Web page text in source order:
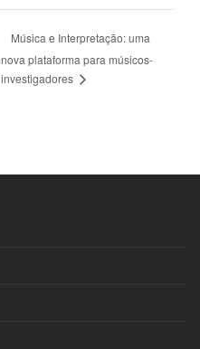
Música e Interpretação: uma
nova plataforma para músicos-
investigadores